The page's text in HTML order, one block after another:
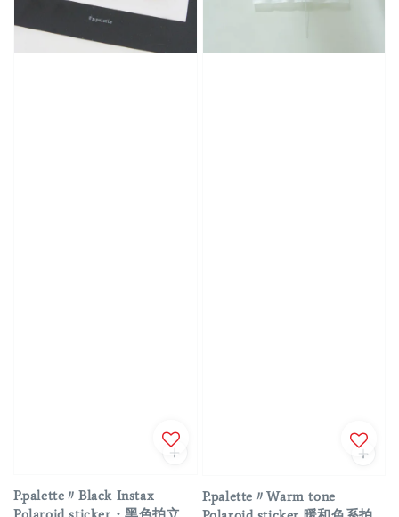
P.palette〃Black Instax
P.palette〃Warm tone